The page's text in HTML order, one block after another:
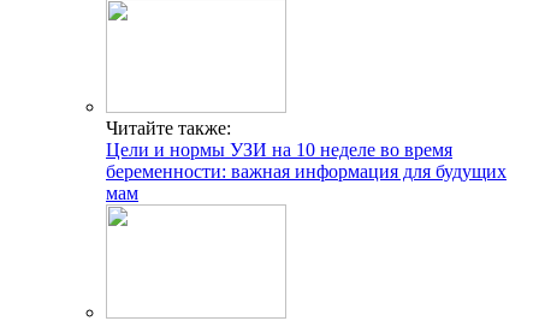
Читайте также:
Цели и нормы УЗИ на 10 неделе во время
беременности: важная информация для будущих
мам